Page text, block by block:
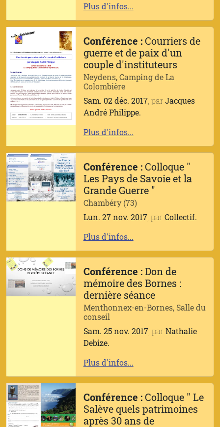
Plus d'infos...
Conférence :Courriers de
guerre et de paix d'un
couple d'instituteurs
Neydens, Camping de La
Colombière
Sam. 02 déc. 2017, parJacques
André Philippe.
Plus d'infos...
Conférence :Colloque "
Les Pays de Savoie et la
Grande Guerre "
Chambéry (73)
Lun. 27 nov. 2017, parCollectif.
Plus d'infos...
Conférence :Don de
mémoire des Bornes :
dernière séance
Menthonnex-en-Bornes, Salle du
conseil
Sam. 25 nov. 2017, parNathalie
Debize.
Plus d'infos...
Conférence :Colloque " Le
Salève quels patrimoines
après 30 ans de